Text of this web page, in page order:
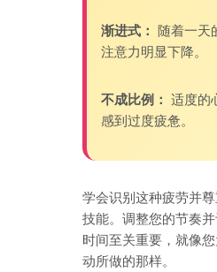
渐进式： 随着一天
注意力明显下降。
不成比例： 适度的
感到过度疲惫。
学会识别这种疲劳并
技能。调整您的节奏
时间至关重要，就像
动所做的那样。